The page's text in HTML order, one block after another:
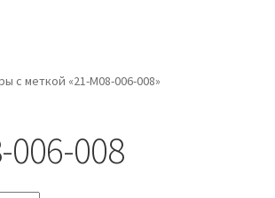
с меткой «21-M08-006-008»
006-008